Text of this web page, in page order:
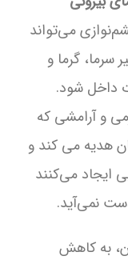
می‌تواند
سرما، گرما و
داخل شود.
و آرامشی که
هدیه می کند و
ایجاد می‌کنند
نمی‌آید.
به کاهش